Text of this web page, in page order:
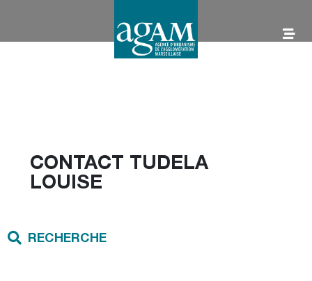
AGAM
CONTACT TUDELA
LOUISE
RECHERCHE